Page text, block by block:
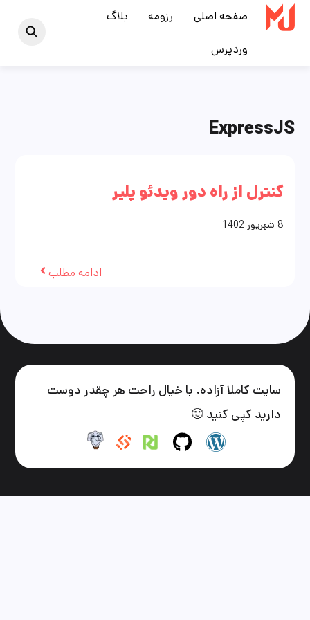
Skip
صفحه اصلی رزومه بلاگ
وردپرس
ExpressJS
کنترل از راه دور ویدئو پلیر
8 شهریور 1402
ادامه مطلب
سایت کاملا آزاده. با خیال راحت هر چقدر دوست
دارید کپی کنید 🙂